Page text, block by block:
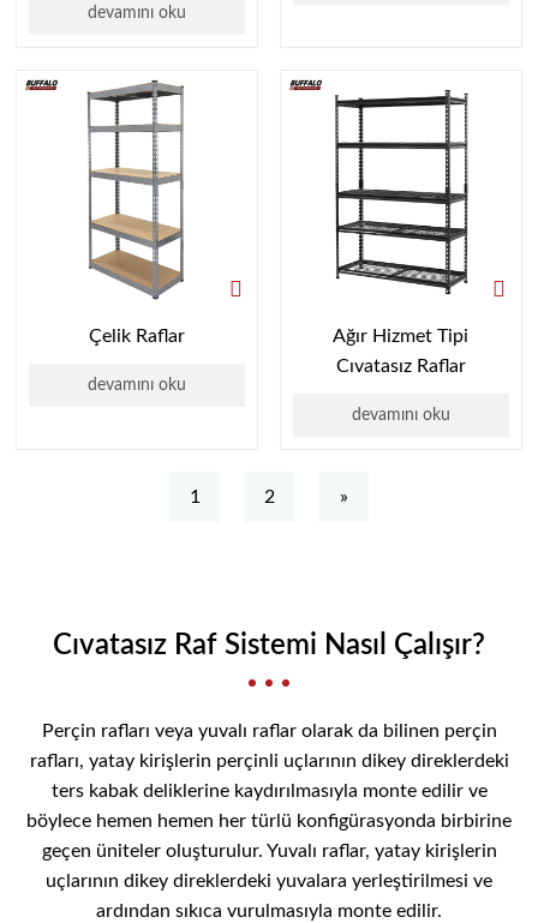
devamını oku
Çelik Raflar
devamını oku
Ağır Hizmet Tipi
Cıvatasız Raflar
devamını oku
1 2 »
Cıvatasız Raf Sistemi Nasıl Çalışır?
Perçin rafları veya yuvalı raflar olarak da bilinen perçin
rafları, yatay kirişlerin perçinli uçlarının dikey direklerdeki
ters kabak deliklerine kaydırılmasıyla monte edilir ve
böylece hemen hemen her türlü konfigürasyonda birbirine
geçen üniteler oluşturulur. Yuvalı raflar, yatay kirişlerin
uçlarının dikey direklerdeki yuvalara yerleştirilmesi ve
ardından sıkıca vurulmasıyla monte edilir.